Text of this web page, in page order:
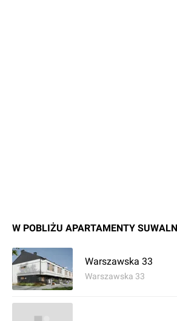
W POBLIŻU APARTAMENTY
Warszawska 33
Warszawska 33